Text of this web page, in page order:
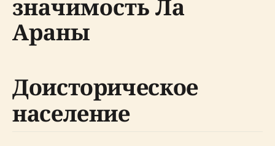
значимость Ла
Араны
Доисторическое
население